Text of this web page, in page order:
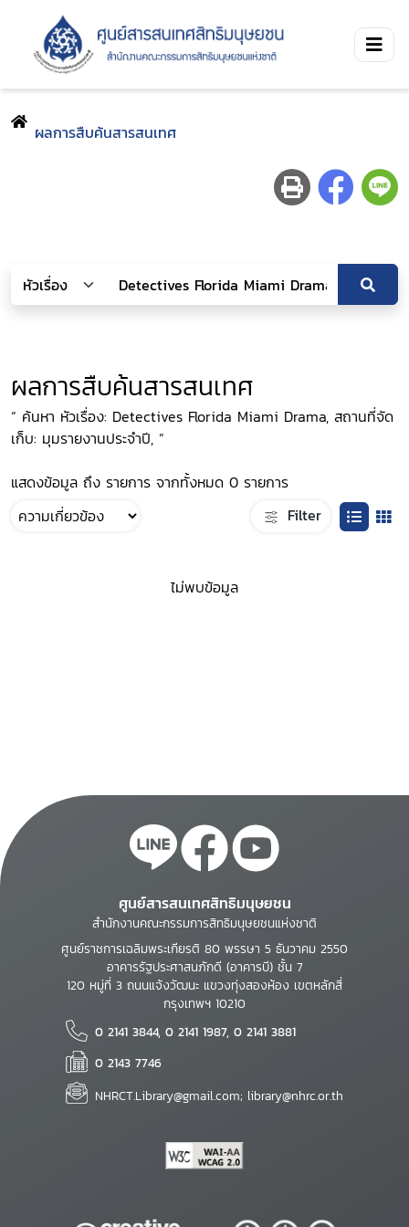
ผลการสืบค้นสารสนเทศ
ผลการสืบค้นสารสนเทศ
“ ค้นหา หัวเรื่อง: Detectives Florida Miami Drama, สถานที่จัด
เก็บ: มุมรายงานประจำปี, ”
แสดงข้อมูล ถึง รายการ จากทั้งหมด 0 รายการ
Filter
ไม่พบข้อมูล
ศูนย์สารสนเทศสิทธิมนุษยชน
สำนักงานคณะกรรมการสิทธิมนุษยชนแห่งชาติ
ศูนย์ราชการเฉลิมพระเกียรติ 80 พรรษา 5 ธันวาคม 2550
อาคารรัฐประศาสนภักดี (อาคารบี) ชั้น 7
120 หมู่ที่ 3 ถนนแจ้งวัฒนะ แขวงทุ่งสองห้อง เขตหลักสี่
กรุงเทพฯ 10210
0 2141 3844, 0 2141 1987, 0 2141 3881
0 2143 7746
NHRCT.Library@gmail.com; library@nhrc.or.th